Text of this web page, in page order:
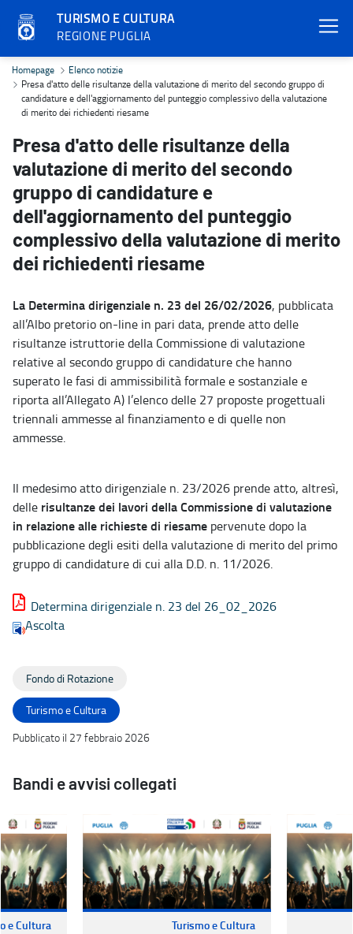
TURISMO E CULTURA
REGIONE PUGLIA
Presa d'atto delle risultanze della valutazione di merito del
Homepage
Elenco notizie
Presa d'atto delle risultanze della valutazione di merito del secondo gruppo di
candidature e dell'aggiornamento del punteggio complessivo della valutazione
di merito dei richiedenti riesame
Presa d'atto delle risultanze della
valutazione di merito del secondo
gruppo di candidature e
dell'aggiornamento del punteggio
complessivo della valutazione di merito
dei richiedenti riesame
La Determina dirigenziale n. 23 del 26/02/2026, pubblicata
all’Albo pretorio on-line in pari data, prende atto delle
risultanze istruttorie della Commissione di valutazione
relative al secondo gruppo di candidature che hanno
superato le fasi di ammissibilità formale e sostanziale e
riporta all’Allegato A) l’elenco delle 27 proposte progettuali
triennali ammesse al finanziamento e di quelle non
ammesse.
Il medesimo atto dirigenziale n. 23/2026 prende atto, altresì,
delle risultanze dei lavori della Commissione di valutazione
in relazione alle richieste di riesame pervenute dopo la
pubblicazione degli esiti della valutazione di merito del primo
gruppo di candidature di cui alla D.D. n. 11/2026.
Determina dirigenziale n. 23 del 26_02_2026
Ascolta
Fondo di Rotazione
Turismo e Cultura
Pubblicato il 27 febbraio 2026
Bandi e avvisi collegati
e Cultura
Turismo e Cultura